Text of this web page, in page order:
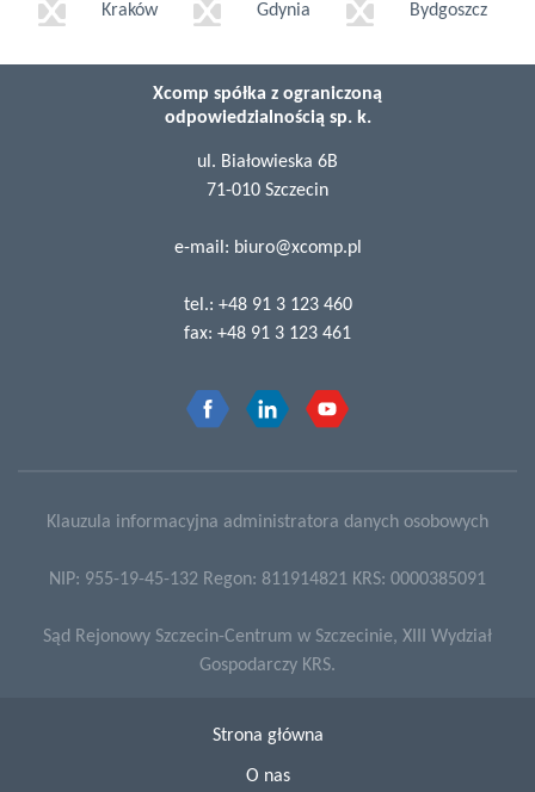
Kraków Gdynia Bydgoszcz
Xcomp spółka z ograniczoną
odpowiedzialnością sp. k.
ul. Białowieska 6B
71-010 Szczecin
e-mail: biuro@xcomp.pl
tel.: +48 91 3 123 460
fax: +48 91 3 123 461
Klauzula informacyjna administratora danych osobowych
NIP: 955-19-45-132 Regon: 811914821 KRS: 0000385091
Sąd Rejonowy Szczecin-Centrum w Szczecinie, XIII Wydział
Gospodarczy KRS.
Strona główna
O nas